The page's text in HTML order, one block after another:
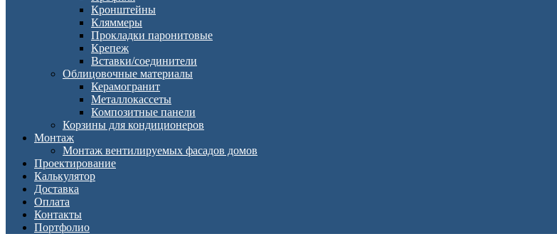
Кронштейны
Кляммеры
Прокладки паронитовые
Крепеж
Вставки/соединители
Облицовочные материалы
Керамогранит
Металлокассеты
Композитные панели
Корзины для кондиционеров
Монтаж
Монтаж вентилируемых фасадов домов
Проектирование
Калькулятор
Доставка
Оплата
Контакты
Портфолио